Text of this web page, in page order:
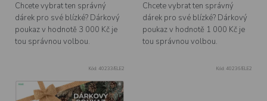
Chcete vybrat ten správný
dárek pro své blízké? Dárkový
poukaz v hodnotě 3 000 Kč je
tou správnou volbou.
Chcete vybrat ten správný
dárek pro své blízké? Dárkový
poukaz v hodnotě 1 000 Kč je
tou správnou volbou.
Kód: 40233/ELE2 Kód: 40236/ELE2